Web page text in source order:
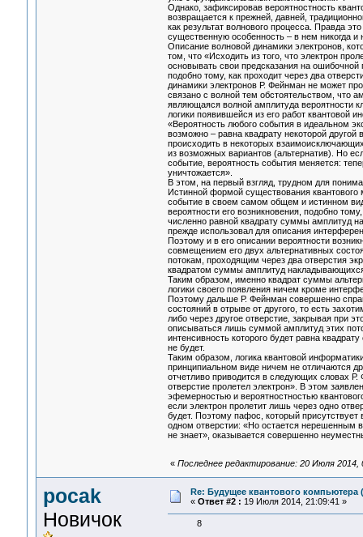
Однако, зафиксировав вероятностность
возвращается к прежней, давней,
как результат волнового процесса. Правда
существенную особенность – в нем никогда и
Описание волновой динамики электронов,
том, что «Исходить из того, что электрон
основывать свои предсказания на ошибочной
подобно тому, как проходит через два
динамики электронов Р. Фейнман не может
связано с волной тем обстоятельством, что
являющаяся волной амплитуда вероятности
логики появившейся из его работ
«Вероятность любого события в идеальном
возможно – равна квадрату некоторой
происходить в некоторых
из возможных вариантов (альтернатив). Но
событие, вероятность события меняется:
уничтожается».
В этом, на первый взгляд, трудном для
Истинной формой существования
событие в своем самом общем и истинном
вероятности его возникновения, подобно
численно равной квадрату суммы амплитуд
прежде использовал для описания
Поэтому и в его описании вероятности
совмещением его двух альтернативных
потокам, проходящим через два отверстия
квадратом суммы амплитуд накладывающихся
Таким образом, именно квадрат суммы
логики своего появления ничем кроме
Поэтому дальше Р. Фейнман совершенно
состояний в отрыве от другого, то есть
либо через другое отверстие, закрывая при
описываться лишь суммой амплитуд этих
интенсивность которого будет равна
не будет.
Таким образом, логика квантовой
принципиальном виде ничем не отличаются
отчетливо приводится в следующих словах
отверстие пролетел электрон». В этом
эфемерностью и вероятностностью
если электрон пролетит лишь через одно
будет. Поэтому пафос, который
одном отверстии: «Но остается нерешенным
не знает», оказывается совершенно
« Последнее редактирование: 20 Июля 2014,
pocak
Новичок
Re: Будущее квантового компьютера
« Ответ #2 : 19 Июля 2014, 21:09:41 »
8